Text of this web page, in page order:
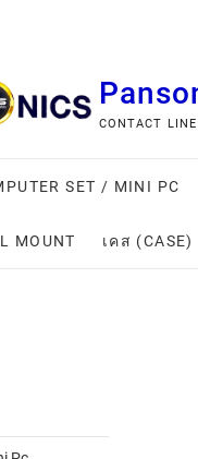
CONTACT
SET / MINI PC
MOUNT เคส (CASE)